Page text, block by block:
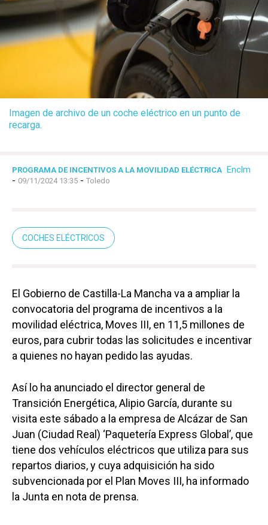
Imagen de archivo de un coche eléctrico en un punto de
recarga.
PROGRAMA DE INCENTIVOS A LA MOVILIDAD ELÉCTRICA Enclm
- 09/11/2024 13:35 - Toledo
COCHES ELÉCTRICOS
El Gobierno de Castilla-La Mancha va a ampliar la
convocatoria del programa de incentivos a la
movilidad eléctrica, Moves III, en 11,5 millones de
euros, para cubrir todas las solicitudes e incentivar
a quienes no hayan pedido las ayudas.
Así lo ha anunciado el director general de
Transición Energética, Alipio García, durante su
visita este sábado a la empresa de Alcázar de San
Juan (Ciudad Real) ‘Paquetería Express Global’, que
tiene dos vehículos eléctricos que utiliza para sus
repartos diarios, y cuya adquisición ha sido
subvencionada por el Plan Moves III, ha informado
la Junta en nota de prensa.